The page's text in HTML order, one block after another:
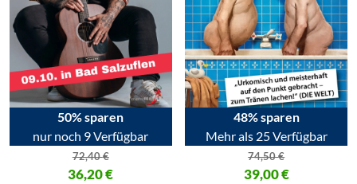
50% sparen
nur noch 9 Verfügbar
72,40€
Ursprünglicher Preis war: 72,40 €
36,20€
48% sparen
Mehr als 25 Verfügbar
74,50€
Ursprünglicher Preis war:
39,00€